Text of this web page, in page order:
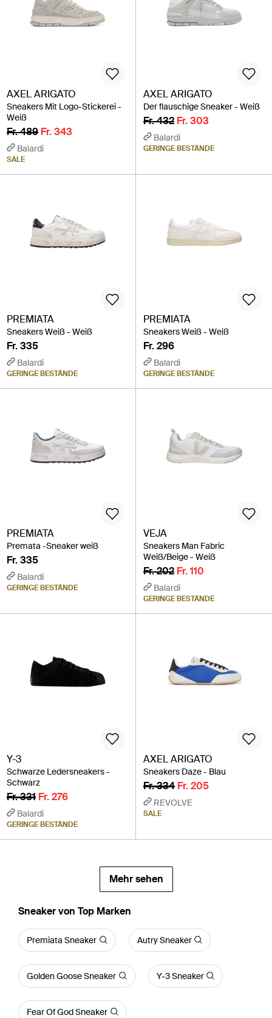
AXEL ARIGATO
Sneakers Mit Logo-Stickerei -
Weiß
Fr. 489 Fr. 343
Balardi
SALE
AXEL ARIGATO
Der flauschige Sneaker - Weiß
Fr. 432 Fr. 303
Balardi
GERINGE BESTÄNDE
PREMIATA
Sneakers Weiß - Weiß
Fr. 335
Balardi
GERINGE BESTÄNDE
PREMIATA
Sneakers Weiß - Weiß
Fr. 296
Balardi
GERINGE BESTÄNDE
PREMIATA
Premata -Sneaker weiß
Fr. 335
Balardi
GERINGE BESTÄNDE
VEJA
Sneakers Man Fabric
Weiß/Beige - Weiß
Fr. 202 Fr. 110
Balardi
GERINGE BESTÄNDE
Y-3
Schwarze Ledersneakers -
Schwarz
Fr. 331 Fr. 276
Balardi
GERINGE BESTÄNDE
AXEL ARIGATO
Sneakers Daze - Blau
Fr. 334 Fr. 205
REVOLVE
SALE
Mehr sehen
Sneaker von Top Marken
Premiata Sneaker Autry Sneaker
Golden Goose Sneaker Y-3 Sneaker
Fear Of God Sneaker